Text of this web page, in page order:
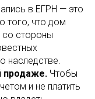
в ЕГРН — это
того, что дом
со стороны
наследстве.
продаже. Чтобы
и не платить